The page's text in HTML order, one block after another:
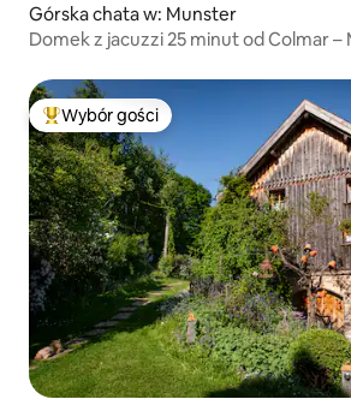
Górska chata w: Munster
Domek z jacuzzi 25 minut od Colmar –
Najpopularniejsze z kategorii Wybór
Wybór gości